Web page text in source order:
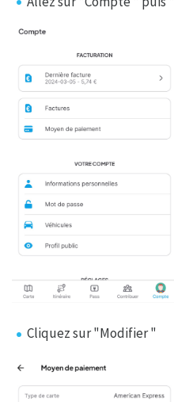
Cliquez sur "Modifier "